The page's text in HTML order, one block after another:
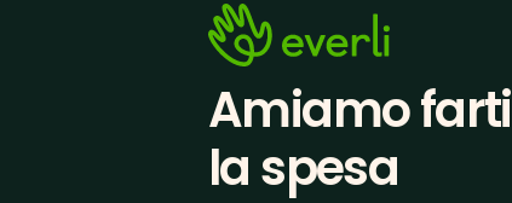
Amiamo farti
la spesa